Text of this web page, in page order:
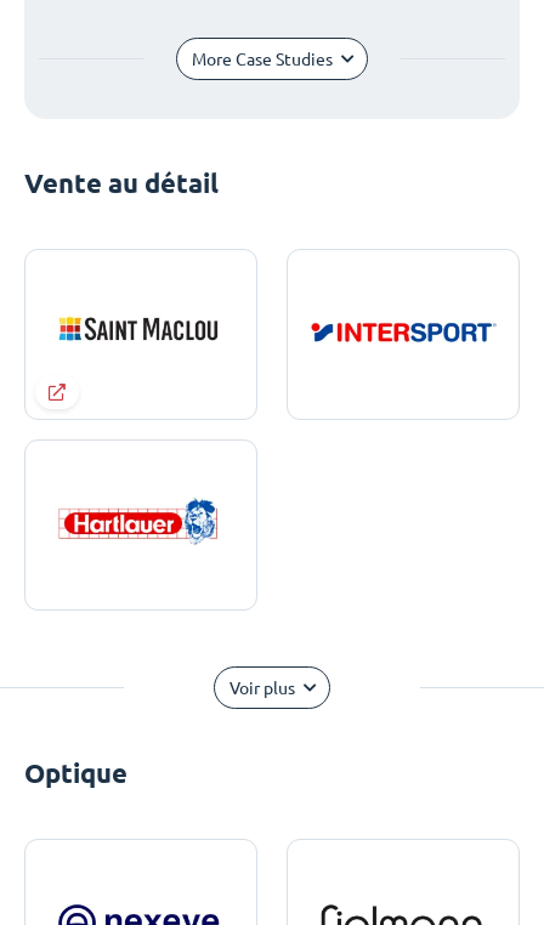
More Case Studies
Vente au détail
Voir plus
Optique